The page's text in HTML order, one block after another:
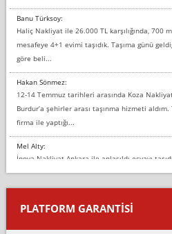
Banu Türksoy:
Haliç Nakliyat ile 26.000 TL karşılığında, 700
mesafeye 4+1 evimi taşıdık. Taşıma günü
göre beli...
Hakan Sönmez:
12-14 Temmuz tarihleri arasında Koza
Burdur’a şehirler arası taşınma hizmeti aldım.
firma ile yaptığı...
Mel Alty:
İnova Nakliyat Ankara ile anlaşıldı eşyayı
Salon duvarına bir baktım birisi boydan
yapıştırm...
Murat:
PLATFORM GARANTİSİ